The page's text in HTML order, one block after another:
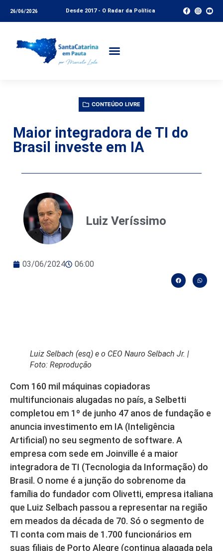
26/06/2026 Desde 2017 - O Radar da Política
CONTEÚDO LIVRE
Maior integradora de TI do
Brasil investe em IA
Luiz Veríssimo
03/06/2024 06:00
Luiz Selbach (esq) e o CEO Nauro Selbach Jr. |
Foto: Reprodução
Com 160 mil máquinas copiadoras
multifuncionais alugadas no país, a Selbetti
completou em 1º de junho 47 anos de fundação e
anuncia investimento em IA (Inteligência
Artificial) no seu segmento de software. A
empresa com sede em Joinville é a maior
integradora de TI (Tecnologia da Informação) do
Brasil. O nome é a junção do sobrenome da
família do fundador com Olivetti, empresa italiana
que Luiz Selbach passou a representar na região
em meados da década de 70. Só o segmento de
TI conta com mais de 1.700 funcionários em
suas filiais de Porto Alegre (continua alagada pela